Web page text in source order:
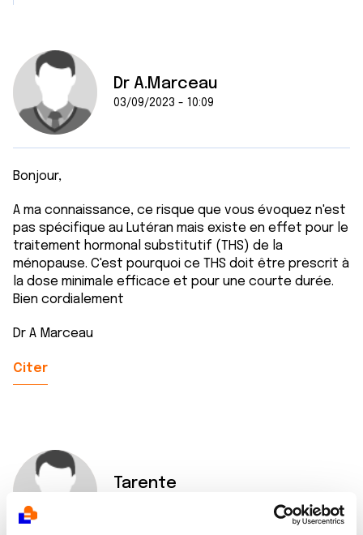
Dr A.Marceau
03/09/2023 - 10:09
Bonjour,
A ma connaissance, ce risque que vous évoquez n'est
pas spécifique au Lutéran mais existe en effet pour le
traitement hormonal substitutif (THS) de la
ménopause. C'est pourquoi ce THS doit être prescrit à
la dose minimale efficace et pour une courte durée.
Bien cordialement
Dr A Marceau
Citer
Tarente